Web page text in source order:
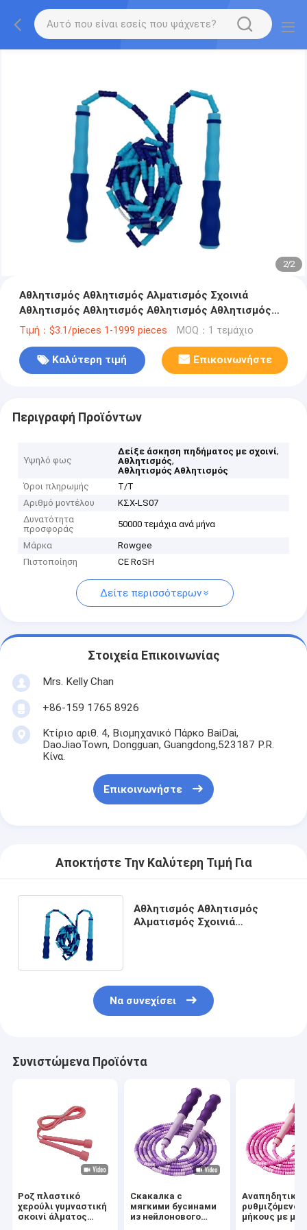
2/2
Αθλητισμός Αθλητισμός Αλματισμός Σχοινιά
Αθλητισμός Αθλητισμός Αθλητισμός Αθλητισμός
Αλματισμός
Τιμή：$3.1/pieces 1-1999 pieces MOQ：1 τεμάχιο
Καλύτερη τιμή Επικοινωνήστε
Περιγραφή Προϊόντων
Υψηλό φως
Δείξε άσκηση πηδήματος με σχοινί,
Αθλητισμός,
Αθλητισμός Αθλητισμός
Όροι πληρωμής
Τ/Τ
Αριθμό μοντέλου
ΚΣΧ-LS07
Δυνατότητα
προσφοράς
50000 τεμάχια ανά μήνα
Μάρκα
Rowgee
Πιστοποίηση
CE RoSH
Δείτε περισσότερων
Στοιχεία Επικοινωνίας
Mrs. Kelly Chan
+86-159 1765 8926
Κτίριο αριθ. 4, Βιομηχανικό Πάρκο BaiDai,
DaoJiaoTown, Dongguan, Guangdong,523187 P.R.
Κίνα.
Επικοινωνήστε
Αποκτήστε Την Καλύτερη Τιμή Για
Αθλητισμός Αθλητισμός
Αλματισμός Σχοινιά
Να συνεχίσει
Συνιστώμενα Προϊόντα
Ροζ πλαστικό
χερούλι γυμναστική
σκοινί άλματος
Скакалка с
мягкими бусинами
из нейлонового
Αναπηδητικό
ρυθμιζόμενου
μήκους με